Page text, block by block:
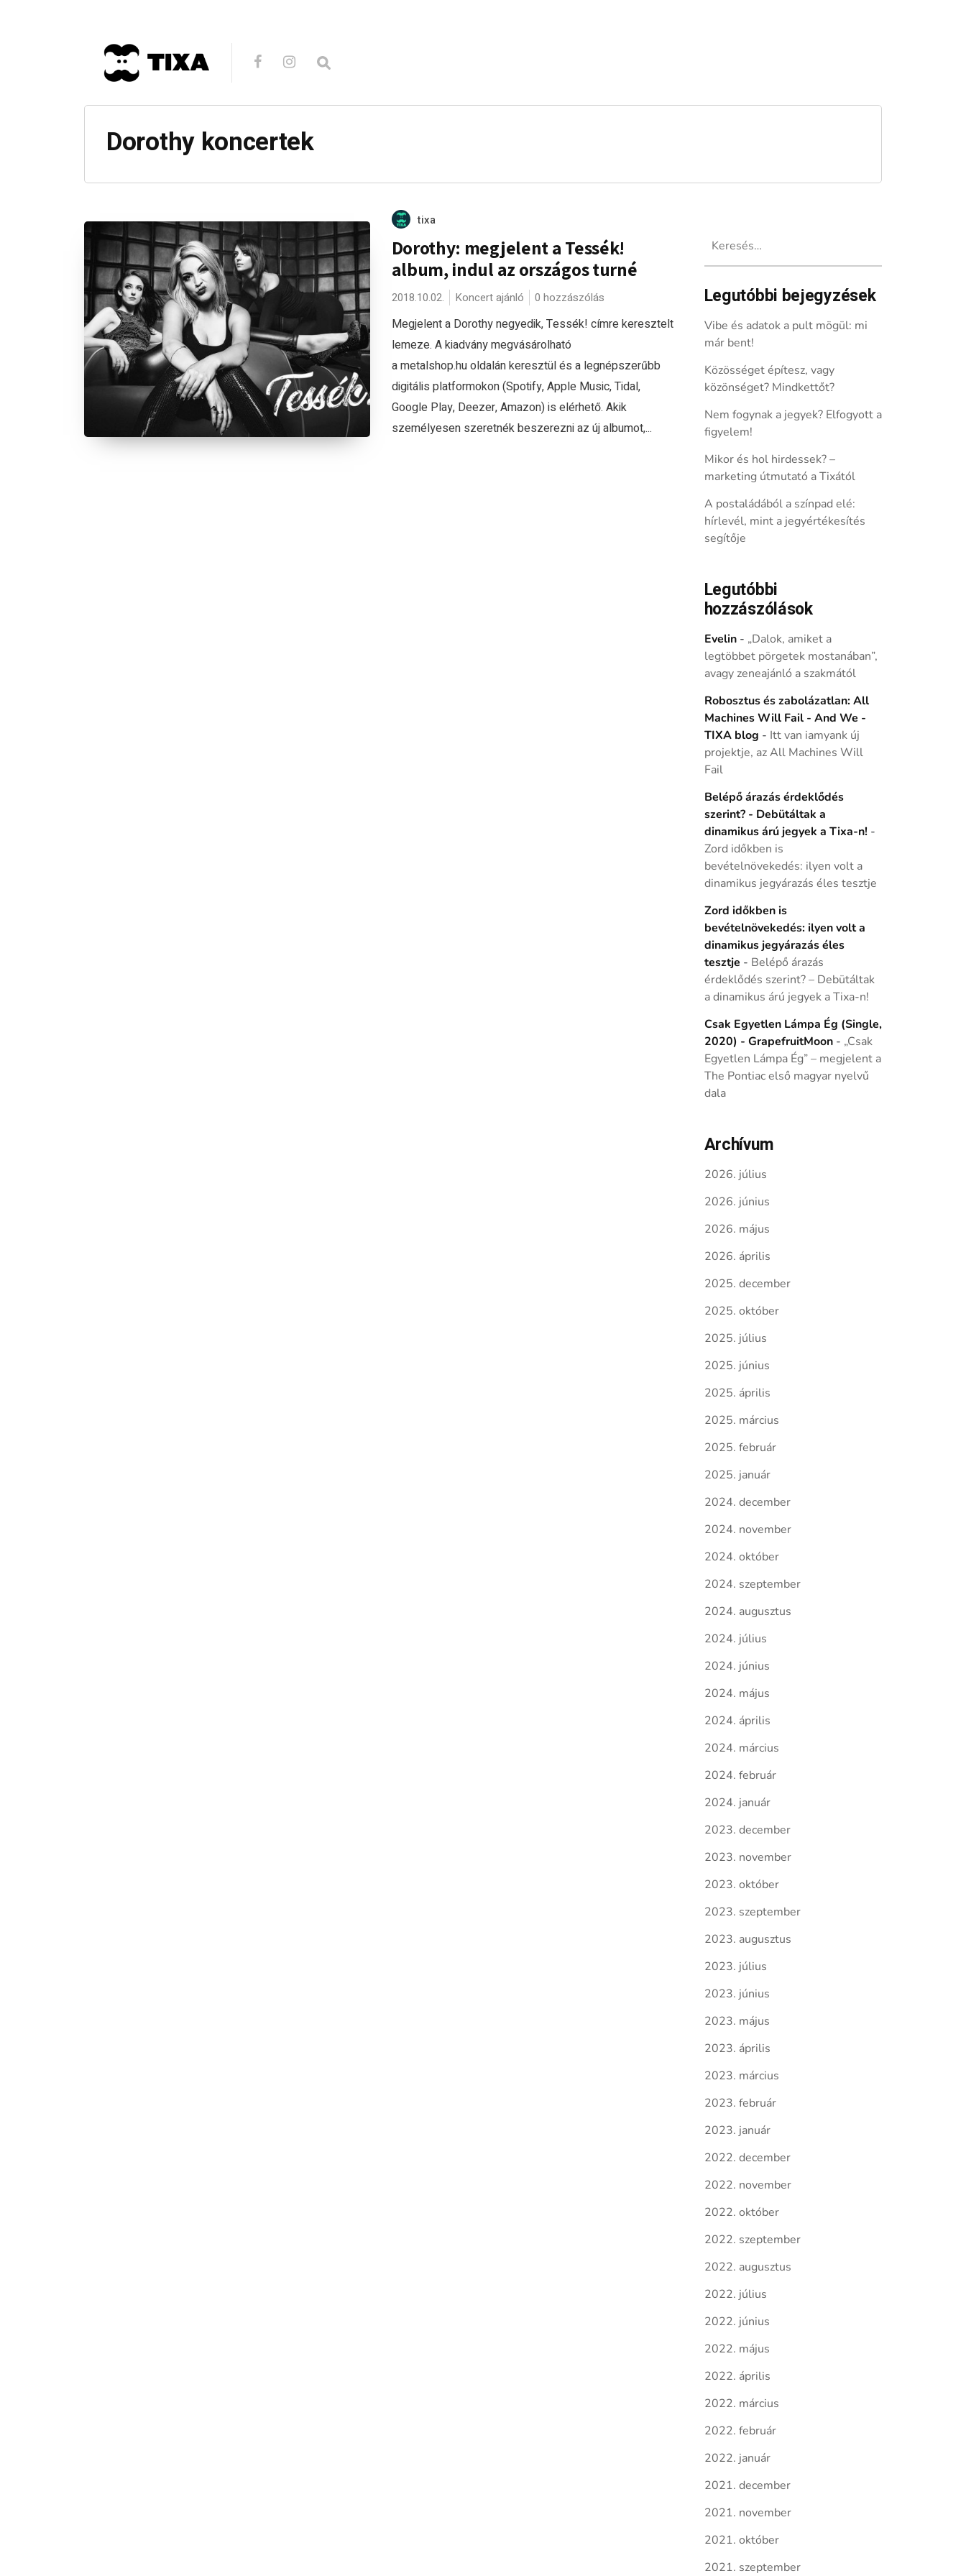
Dorothy koncertek
tixa
Dorothy: megjelent a Tessék!
album, indul az országos turné
2018.10.02. Koncert ajánló 0 hozzászólás
Megjelent a Dorothy negyedik, Tessék! címre keresztelt
lemeze. A kiadvány megvásárolható
a metalshop.hu oldalán keresztül és a legnépszerűbb
digitális platformokon (Spotify, Apple Music, Tidal,
Google Play, Deezer, Amazon) is elérhető. Akik
személyesen szeretnék beszerezni az új albumot,...
Legutóbbi bejegyzések
Vibe és adatok a pult mögül: mi
már bent!
Közösséget építesz, vagy
közönséget? Mindkettőt?
Nem fogynak a jegyek? Elfogyott a
figyelem!
Mikor és hol hirdessek? –
marketing útmutató a Tixától
A postaládából a színpad elé:
hírlevél, mint a jegyértékesítés
segítője
Legutóbbi
hozzászólások
Evelin- „Dalok, amiket a
legtöbbet pörgetek mostanában”,
avagy zeneajánló a szakmától
Robosztus és zabolázatlan: All
Machines Will Fail - And We -
TIXA blog - Itt van iamyank új
projektje, az All Machines Will
Fail
Belépő árazás érdeklődés
szerint? - Debütáltak a
dinamikus árú jegyek a Tixa-n! -
Zord időkben is
bevételnövekedés: ilyen volt a
dinamikus jegyárazás éles tesztje
Zord időkben is
bevételnövekedés: ilyen volt a
dinamikus jegyárazás éles
tesztje - Belépő árazás
érdeklődés szerint? – Debütáltak
a dinamikus árú jegyek a Tixa-n!
Csak Egyetlen Lámpa Ég (Single,
2020) - GrapefruitMoon- „Csak
Egyetlen Lámpa Ég” – megjelent a
The Pontiac első magyar nyelvű
dala
Archívum
2026. július
2026. június
2026. május
2026. április
2025. december
2025. október
2025. július
2025. június
2025. április
2025. március
2025. február
2025. január
2024. december
2024. november
2024. október
2024. szeptember
2024. augusztus
2024. július
2024. június
2024. május
2024. április
2024. március
2024. február
2024. január
2023. december
2023. november
2023. október
2023. szeptember
2023. augusztus
2023. július
2023. június
2023. május
2023. április
2023. március
2023. február
2023. január
2022. december
2022. november
2022. október
2022. szeptember
2022. augusztus
2022. július
2022. június
2022. május
2022. április
2022. március
2022. február
2022. január
2021. december
2021. november
2021. október
2021. szeptember